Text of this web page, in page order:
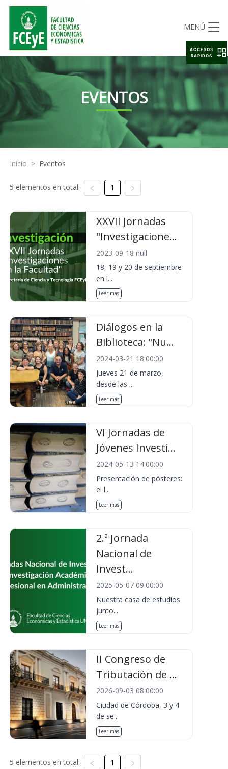
MENÚ
EVENTOS
Inicio > Eventos
5 elementos en total: 1
XXVII Jornadas
"Investigacione...
2023-09-18 null
18, 19 y 20 de septiembre
en l...
Leer más
Diálogos en la
Biblioteca: "Nu...
2024-03-21 18:00:00
Jueves 21 de marzo,
desde las ...
Leer más
VI Jornadas de
Jóvenes Investi...
2024-05-13 14:00:00
Presentación de pósteres:
el l...
Leer más
2.ª Jornada
Nacional de
Invest...
2025-05-07 09:00:00
Nuestra casa de estudios
junto...
Leer más
II Congreso de
Tributación de ...
2026-09-03 08:00:00
Ciudad de Córdoba, 3 y 4
de se...
Leer más
5 elementos en total: 1
ACCESOS
RAPIDOS